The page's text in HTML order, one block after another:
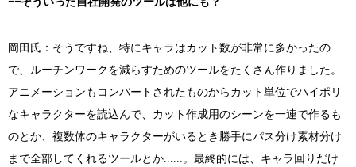
岡田氏：そうですね、特にキャラはカット数が非常に多かったの
で、ルーチンワークを減らすためのツールをたくさん作りました。
アニメーションもコンバートされたものからカット単位でハイポリ
なキャラクターを読込んで、カット作成用のシーンを一連で作るも
のとか、複数体のキャラクターがいるとき勝手にパス分け素材分け
まで全部してくれるツールとか......。最終的には、キャラ回りだけ